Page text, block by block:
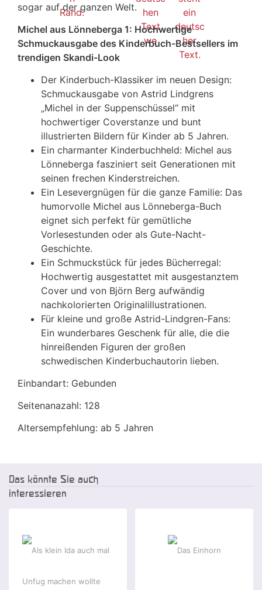
sogar auf der ganzen Welt.
Michel aus Lönneberga 1: Hochwertige
Schmuckausgabe des Kinderbuch-Bestsellers im
trendigen Skandi-Look
Der Kinderbuch-Klassiker im neuen Design:
Schmuckausgabe von Astrid Lindgrens
„Michel in der Suppenschüssel“ mit
hochwertiger Coverstanze und bunt
illustrierten Bildern für Kinder ab 5 Jahren.
Ein charmanter Kinderbuchheld: Michel aus
Lönneberga fasziniert seit Generationen mit
seinen frechen Kinderstreichen.
Ein Lesevergnügen für die ganze Familie: Das
humorvolle Michel aus Lönneberga-Buch
eignet sich perfekt für gemütliche
Vorlesestunden oder als Gute-Nacht-
Geschichte.
Ein Schmuckstück für jedes Bücherregal:
Hochwertig ausgestattet mit ausgestanztem
Cover und von Björn Berg aufwändig
nachkolorierten Originalillustrationen.
Für kleine und große Astrid-Lindgren-Fans:
Ein wunderbares Geschenk für alle, die die
hinreißenden Figuren der großen
schwedischen Kinderbuchautorin lieben.
Einbandart: Gebunden
Seitenanazahl: 128
Altersempfehlung: ab 5 Jahren
Das könnte Sie auch
interessieren